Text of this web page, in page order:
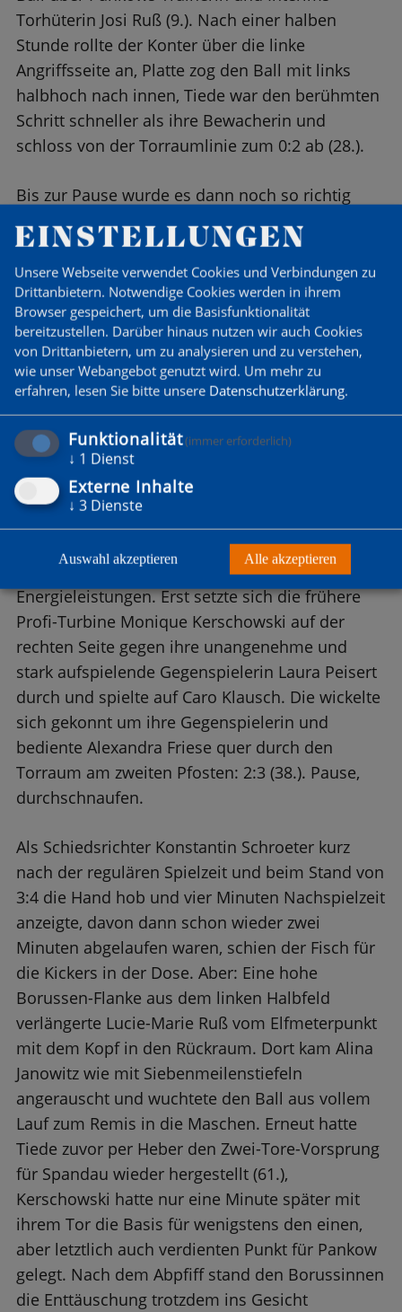
Torhüterin Josi Ruß (9.). Nach einer halben
Stunde rollte der Konter über die linke
Angriffsseite an, Platte zog den Ball mit links
halbhoch nach innen, Tiede war den berühmten
Schritt schneller als ihre Bewacherin und
schloss von der Torraumlinie zum 0:2 ab (28.).
Bis zur Pause wurde es dann noch so richtig
turbulent. Lena Pflanz bekam den Ball an der
Strafraumgrenze zugespielt und verkürzte mit
einem platzierten Flachschuss aus zentraler
Position (29.). Kurz darauf war wieder Tiede-
Time. Einen eher verunglückt wirkenden Pass
aus der Tiefe erhaschte sie noch, sprintete von
rechts auf die Kiste zu und nagelte die Kugel
oben rechts unter die Latte – 1:3 (36).
Ruß monierte nach dem Spiel die fehlende
Flexibilität und Kreativität ihrer Offensiv-
Abteilung. Was man der Borussia nicht
Siegeswille. So entsprang der erneute
Anschlusstreffer zwei bemerkenswerten
Energieleistungen. Erst setzte sich die frühere
Profi-Turbine Monique Kerschowski auf der
rechten Seite gegen ihre unangenehme und
stark aufspielende Gegenspielerin Laura Peisert
durch und spielte auf Caro Klausch. Die wickelte
sich gekonnt um ihre Gegenspielerin und
bediente Alexandra Friese quer durch den
Torraum am zweiten Pfosten: 2:3 (38.). Pause,
durchschnaufen.
Als Schiedsrichter Konstantin Schroeter kurz
nach der regulären Spielzeit und beim Stand von
3:4 die Hand hob und vier Minuten Nachspielzeit
anzeigte, davon dann schon wieder zwei
Minuten abgelaufen waren, schien der Fisch für
die Kickers in der Dose. Aber: Eine hohe
Borussen-Flanke aus dem linken Halbfeld
verlängerte Lucie-Marie Ruß vom Elfmeterpunkt
mit dem Kopf in den Rückraum. Dort kam Alina
Janowitz wie mit Siebenmeilenstiefeln
angerauscht und wuchtete den Ball aus vollem
Lauf zum Remis in die Maschen. Erneut hatte
Tiede zuvor per Heber den Zwei-Tore-Vorsprung
für Spandau wieder hergestellt (61.),
Kerschowski hatte nur eine Minute später mit
ihrem Tor die Basis für wenigstens den einen,
aber letztlich auch verdienten Punkt für Pankow
gelegt. Nach dem Abpfiff stand den Borussinnen
die Enttäuschung trotzdem ins Gesicht
EINSTELLUNGEN
Unsere Webseite verwendet Cookies und Verbindungen zu
Drittanbietern. Notwendige Cookies werden in ihrem
Browser gespeichert, um die Basisfunktionalität
bereitzustellen. Darüber hinaus nutzen wir auch Cookies
von Drittanbietern, um zu analysieren und zu verstehen,
wie unser Webangebot genutzt wird. Um mehr zu
erfahren, lesen Sie bitte unsere Datenschutzerklärung.
Funktionalität(immer erforderlich)
↓ 1 Dienst
Externe Inhalte
↓ 3 Dienste
Auswahl akzeptieren Alle akzeptieren